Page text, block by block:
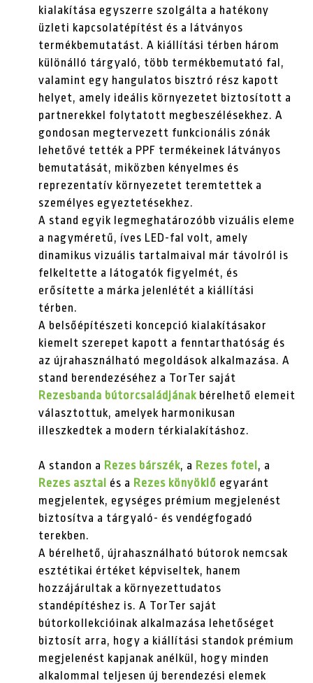
kialakítása egyszerre szolgálta a hatékony
üzleti kapcsolatépítést és a látványos
termékbemutatást. A kiállítási térben három
különálló tárgyaló, több termékbemutató fal,
valamint egy hangulatos bisztró rész kapott
helyet, amely ideális környezetet biztosított a
partnerekkel folytatott megbeszélésekhez. A
gondosan megtervezett funkcionális zónák
lehetővé tették a PPF termékeinek látványos
bemutatását, miközben kényelmes és
reprezentatív környezetet teremtettek a
személyes egyeztetésekhez.
A stand egyik legmeghatározóbb vizuális eleme
a nagyméretű, íves LED-fal volt, amely
dinamikus vizuális tartalmaival már távolról is
felkeltette a látogatók figyelmét, és
erősítette a márka jelenlétét a kiállítási
térben.
A belsőépítészeti koncepció kialakításakor
kiemelt szerepet kapott a fenntarthatóság és
az újrahasználható megoldások alkalmazása. A
stand berendezéséhez a TorTer saját
Rezesbanda bútorcsaládjának bérelhető elemeit
választottuk, amelyek harmonikusan
illeszkedtek a modern térkialakításhoz.
A standon a Rezes bárszék, a Rezes fotel, a
Rezes asztal és a Rezes könyöklő egyaránt
megjelentek, egységes prémium megjelenést
biztosítva a tárgyaló- és vendégfogadó
terekben.
A bérelhető, újrahasználható bútorok nemcsak
esztétikai értéket képviseltek, hanem
hozzájárultak a környezettudatos
standépítéshez is. A TorTer saját
bútorkollekcióinak alkalmazása lehetőséget
biztosít arra, hogy a kiállítási standok prémium
megjelenést kapjanak anélkül, hogy minden
alkalommal teljesen új berendezési elemek